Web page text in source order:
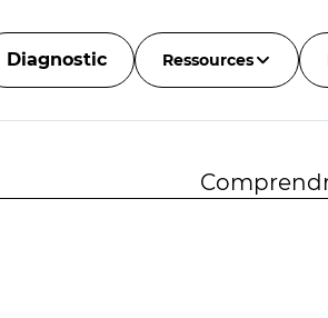
Diagnostic Ressources